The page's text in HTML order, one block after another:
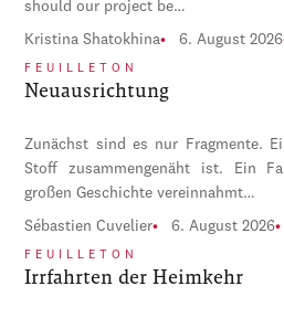
should our project be…
Kristina Shatokhina 6. August 2026
FEUILLETON
Neuausrichtung
Zunächst sind es nur Fragmente.
Stoff zusammengenäht ist. Ein
großen Geschichte vereinnahmt…
Sébastien Cuvelier 6. August 2026
FEUILLETON
Irrfahrten der Heimkehr